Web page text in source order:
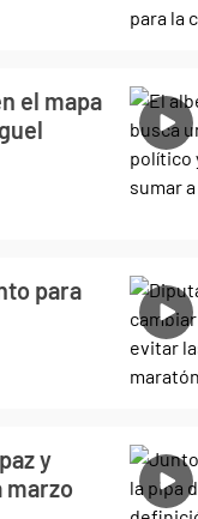
el mapa
para
y
marzo